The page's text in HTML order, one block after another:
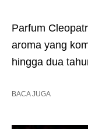
Parfum
aroma yang
hingga dua
BACA JUGA